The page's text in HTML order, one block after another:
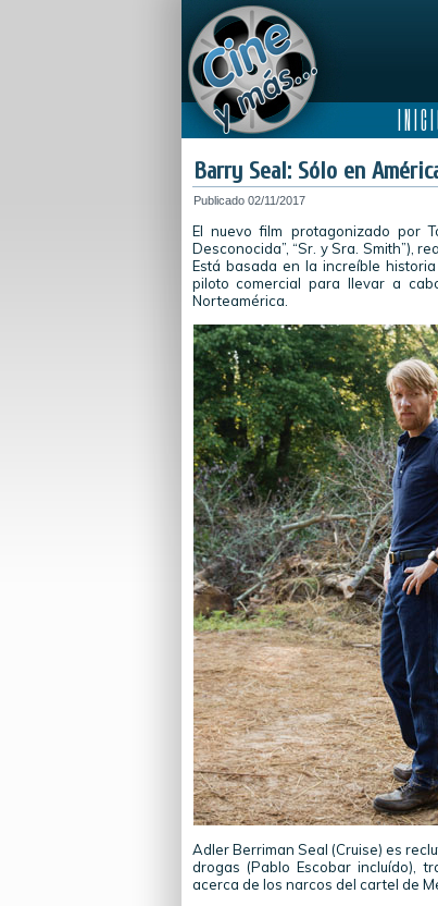
I N I C I
Barry Seal: Sólo en
Publicado 02/11/2017
El nuevo film protagonizado por
Desconocida”, “Sr. y Sra. Smith”),
Está basada en la increíble
piloto comercial para llevar a
Norteamérica.
Adler Berriman Seal (Cruise) es
drogas (Pablo Escobar incluído),
acerca de los narcos del cartel de